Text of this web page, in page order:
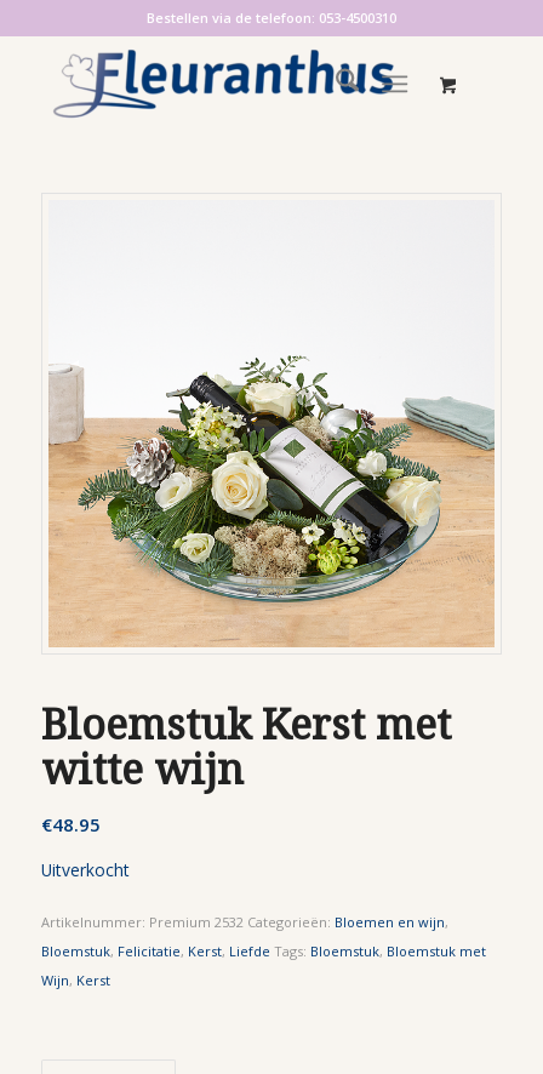
Bestellen via de telefoon: 053-4500310
Bloemstuk Kerst met
witte wijn
€48.95
Uitverkocht
Artikelnummer: Premium 2532 Categorieën: Bloemen en wijn,
Bloemstuk, Felicitatie, Kerst, Liefde Tags: Bloemstuk, Bloemstuk met
Wijn, Kerst